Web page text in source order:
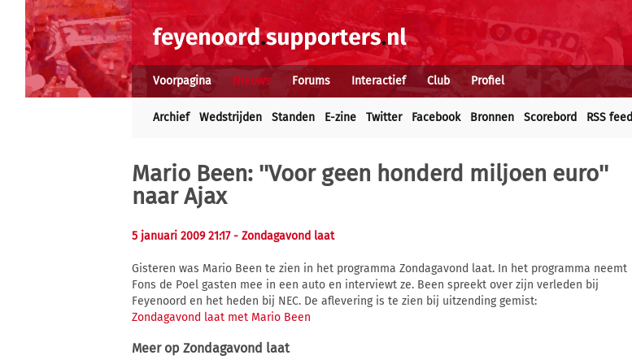
Voorpagina Nieuws Forums Interactief Club Profiel
Archief Wedstrijden Standen E-zine Twitter Facebook Bronnen Scorebord RSS feed
Mario Been: ''Voor geen honderd miljoen euro''
naar Ajax
5 januari 2009 21:17- Zondagavond laat
Gisteren was Mario Been te zien in het programma Zondagavond laat. In het programma neemt
Fons de Poel gasten mee in een auto en interviewt ze. Been spreekt over zijn verleden bij
Feyenoord en het heden bij NEC. De aflevering is te zien bij uitzending gemist:
Zondagavond laat met Mario Been
Meer op Zondagavond laat